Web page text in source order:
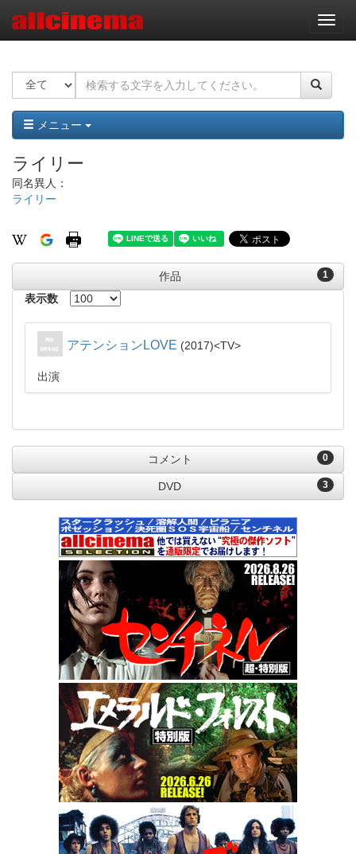
ナ
ビ
ー
ョ
ン
メニュー
ライリー
同名異人：
ライリー
1
作品
表示数
アテンションLOVE 2017 TV
出演
0
コメント
3
DVD